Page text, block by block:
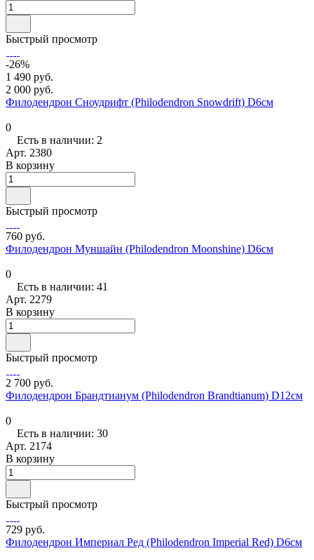
Быстрый просмотр
-26%
1 490 руб.
2 000 руб.
Филодендрон Сноудрифт (Philodendron Snowdrift) D6см
0
Есть в наличии: 2
Арт. 2380
В корзину
Быстрый просмотр
760 руб.
Филодендрон Муншайн (Philodendron Moonshine) D6см
0
Есть в наличии: 41
Арт. 2279
В корзину
Быстрый просмотр
2 700 руб.
Филодендрон Брандтианум (Philodendron Brandtianum) D12см
0
Есть в наличии: 30
Арт. 2174
В корзину
Быстрый просмотр
729 руб.
Филодендрон Империал Ред (Philodendron Imperial Red) D6см